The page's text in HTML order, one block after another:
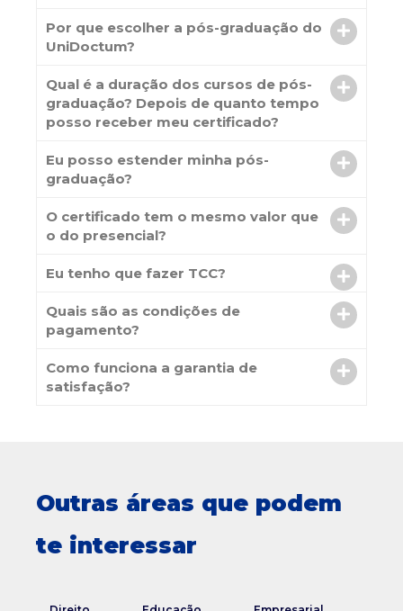
Por que escolher a pós-graduação do
UniDoctum?
Qual é a duração dos cursos de pós-
graduação? Depois de quanto tempo
posso receber meu certificado?
Eu posso estender minha pós-
graduação?
O certificado tem o mesmo valor que
o do presencial?
Eu tenho que fazer TCC?
Quais são as condições de
pagamento?
Como funciona a garantia de
satisfação?
Outras áreas que podem
te interessar